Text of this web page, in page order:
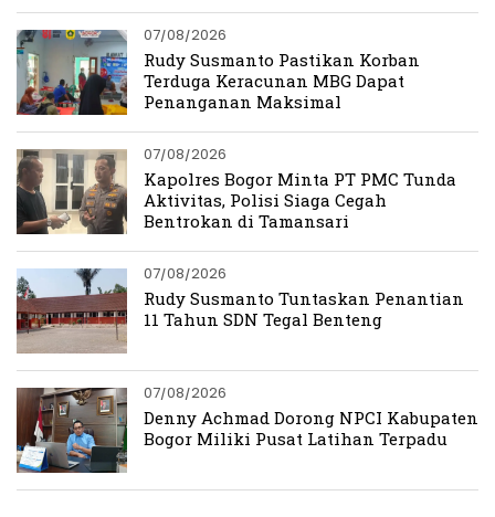
07/08/2026
Rudy Susmanto Pastikan Korban
Terduga Keracunan MBG Dapat
Penanganan Maksimal
07/08/2026
Kapolres Bogor Minta PT PMC Tunda
Aktivitas, Polisi Siaga Cegah
Bentrokan di Tamansari
07/08/2026
Rudy Susmanto Tuntaskan Penantian
11 Tahun SDN Tegal Benteng
07/08/2026
Denny Achmad Dorong NPCI Kabupaten
Bogor Miliki Pusat Latihan Terpadu